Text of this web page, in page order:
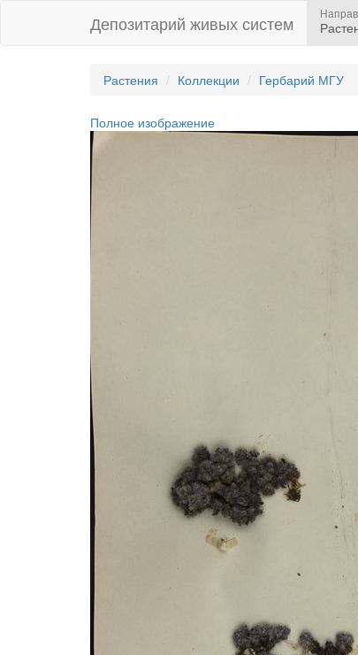
Депозитарий живых систем
Растения Коллекции Гербарий МГУ
Полное изображение